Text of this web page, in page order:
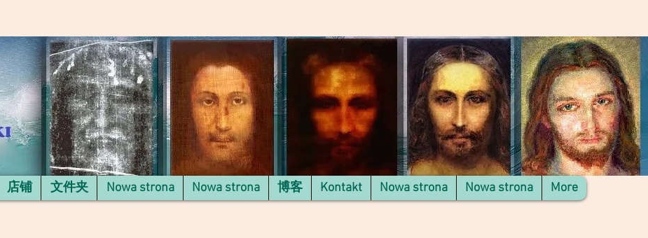
店铺 文件夹 Nowa strona Nowa strona 博客 Kontakt Nowa strona Nowa strona More